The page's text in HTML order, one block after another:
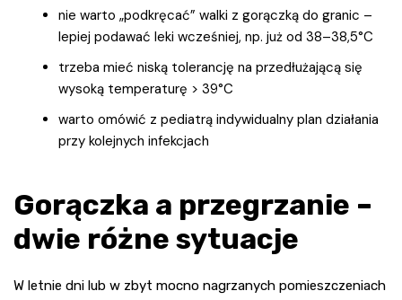
nie warto „podkręcać” walki z gorączką do granic –
lepiej podawać leki wcześniej, np. już od 38–38,5°C
trzeba mieć niską tolerancję na przedłużającą się
wysoką temperaturę > 39°C
warto omówić z pediatrą indywidualny plan działania
przy kolejnych infekcjach
Gorączka a przegrzanie –
dwie różne sytuacje
W letnie dni lub w zbyt mocno nagrzanych pomieszczeniach